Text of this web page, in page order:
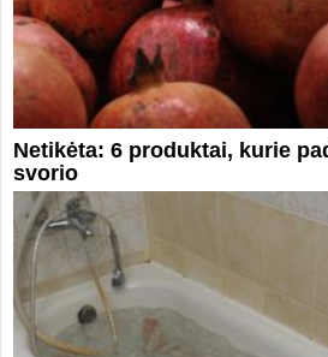
Netikėta: 6 produktai, kurie
svorio